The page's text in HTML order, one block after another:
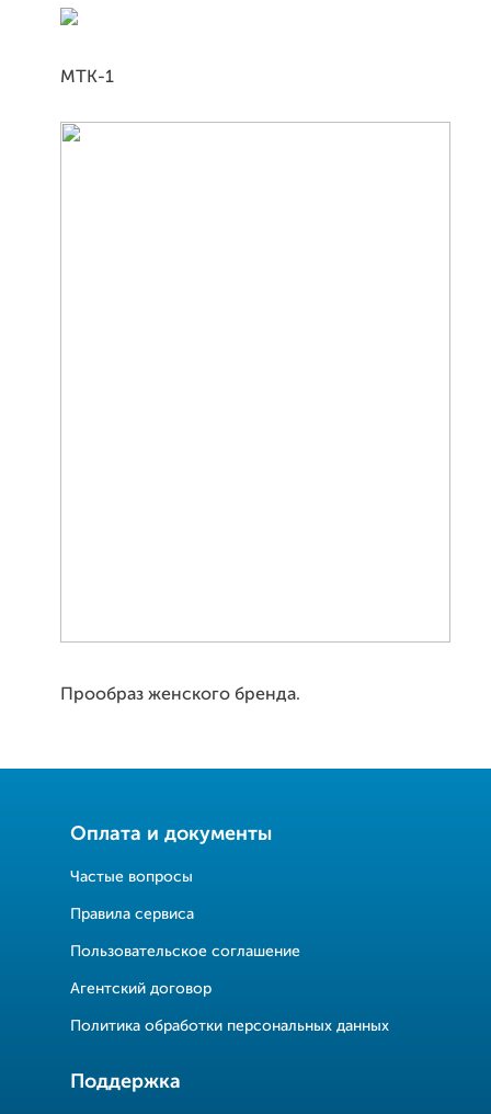
МТК-1
Прообраз женского бренда.
Оплата и документы
Частые вопросы
Правила сервиса
Пользовательское соглашение
Агентский договор
Политика обработки персональных данных
Поддержка